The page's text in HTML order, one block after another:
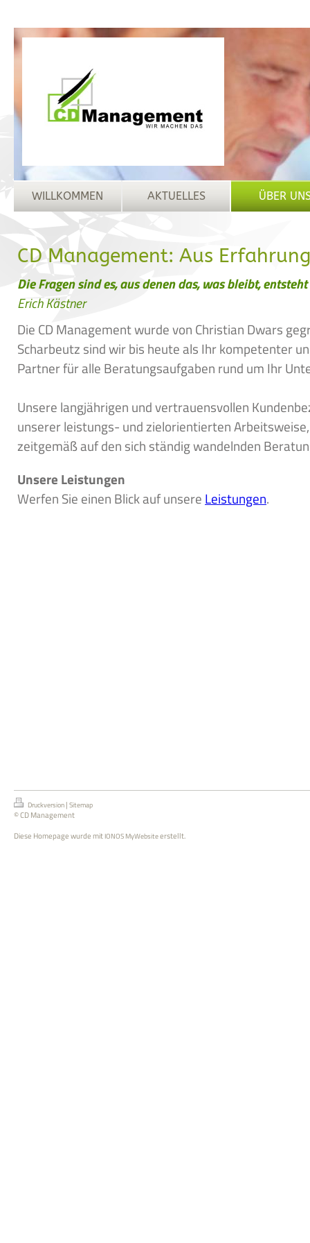
WILLKOMMEN AKTUELLES ÜBER
CD Management: Aus
Die Fragen sind es, aus denen das, was bleibt, entsteht
Erich Kästner
Die CD Management wurde von Christian Dwars
Scharbeutz sind wir bis heute als Ihr kompetenter
Partner für alle Beratungsaufgaben rund um Ihr
Unsere langjährigen und vertrauensvollen
unserer leistungs- und zielorientierten
zeitgemäß auf den sich ständig wandelnden
Unsere Leistungen
Werfen Sie einen Blick auf unsere Leistungen.
Druckversion | Sitemap
© CD Management
Diese Homepage wurde mit IONOS MyWebsiteerstellt.